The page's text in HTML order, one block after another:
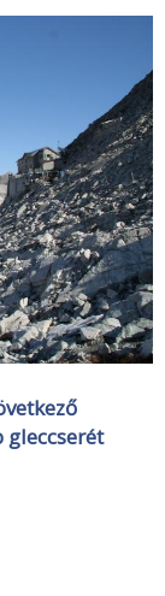
gleccserét